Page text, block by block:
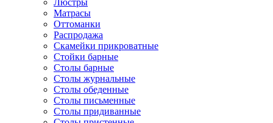
Люстры
Матрасы
Оттоманки
Распродажа
Скамейки прикроватные
Стойки барные
Столы барные
Столы журнальные
Столы обеденные
Столы письменные
Столы придиванные